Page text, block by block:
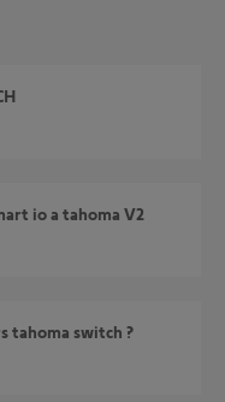
io a tahoma V2
tahoma switch ?